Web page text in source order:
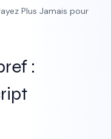
Plus Jamais pour
: